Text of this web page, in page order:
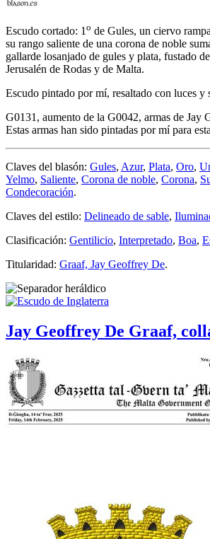
Escudo cortado: 1 o de Gules, un ciervo
su rango saliente de una corona de noble
gallarde losanjado de gules y plata, fustado
Jerusalén de Rodas y de Malta.
Escudo pintado por mí, resaltado con luces
G0131, aumento de la G0042, armas de
Estas armas han sido pintadas por mí para
Claves del blasón: Gules, Azur, Plata, Oro,
Yelmo, Saliente, Corona de noble, Corona,
Condecoración.
Claves del estilo: Delineado de sable,
Clasificación: Gentilicio, Interpretado, Boa,
Titularidad: Graaf, Jay Geoffrey De.
Jay Geoffrey De Graaf,